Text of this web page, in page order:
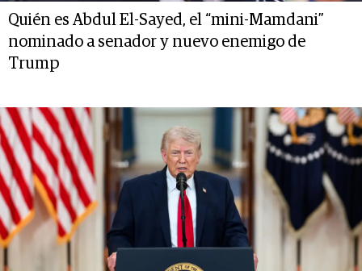
Quién es Abdul El-Sayed, el “mini-Mamdani”
nominado a senador y nuevo enemigo de
Trump